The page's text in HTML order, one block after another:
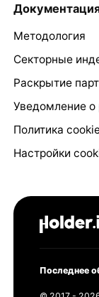
Методология
Секторные
Раскрытие
Уведомление о
Политика
Настройки
Последнее